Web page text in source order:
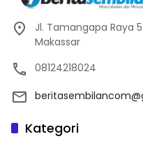
Jl. Tamangapa Raya
Makassar
08124218024
Kategori